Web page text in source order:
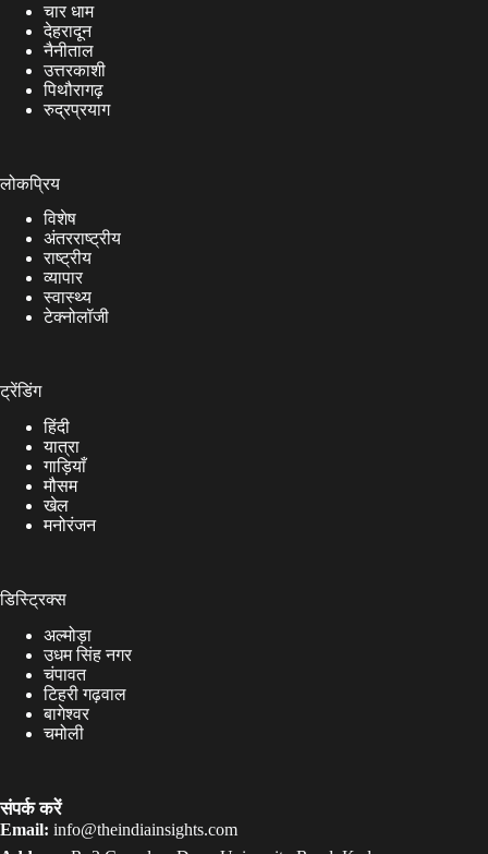
चार धाम
देहरादून
नैनीताल
उत्तरकाशी
पिथौरागढ़
रुद्रप्रयाग
लोकप्रिय
विशेष
अंतरराष्ट्रीय
राष्ट्रीय
व्यापार
स्वास्थ्य
टेक्नोलॉजी
ट्रेंडिंग
हिंदी
यात्रा
गाड़ियाँ
मौसम
खेल
मनोरंजन
डिस्ट्रिक्स
अल्मोड़ा
उधम सिंह नगर
चंपावत
टिहरी गढ़वाल
बागेश्वर
चमोली
संपर्क करें
Email: info@theindiainsights.com